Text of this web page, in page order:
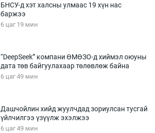
БНСУ-д хэт халсны улмаас 19 хүн нас
баржээ
6 цаг 19 мин
“DeepSeek” компани ӨМӨЗО-д хиймэл оюуны
дата төв байгуулахаар төлөвлөж байна
6 цаг 49 мин
Дашчойлин хийд жуулчдад зориулсан тусгай
үйлчилгээ үзүүлж эхэлжээ
6 цаг 49 мин